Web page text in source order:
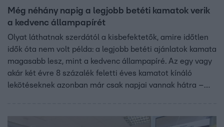
Még néhány napig a legjobb betéti kamatok verik
a kedvenc állampapírét
Olyat láthatnak szerdától a kisbefektetők, amire időtlen
idők óta nem volt példa: a legjobb betéti ajánlatok kamata
magasabb lesz, mint a kedvenc állampapíré. Az egy vagy
akár két évre 8 százalék feletti éves kamatot kínáló
lekötéseknek azonban már csak napjai vannak hátra –